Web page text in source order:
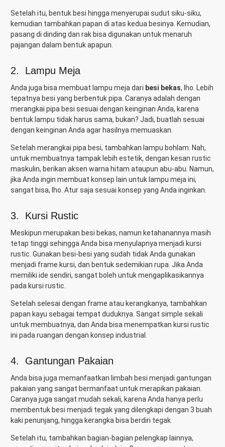
Setelah itu, bentuk besi hingga menyerupai sudut siku-siku,
kemudian tambahkan papan di atas kedua besinya. Kemudian,
pasang di dinding dan rak bisa digunakan untuk menaruh
pajangan dalam bentuk apapun.
2. Lampu Meja
Anda juga bisa membuat lampu meja dari besi bekas, lho. Lebih
tepatnya besi yang berbentuk pipa. Caranya adalah dengan
merangkai pipa besi sesuai dengan keinginan Anda, karena
bentuk lampu tidak harus sama, bukan? Jadi, buatlah sesuai
dengan keinginan Anda agar hasilnya memuaskan.
Setelah merangkai pipa besi, tambahkan lampu bohlam. Nah,
untuk membuatnya tampak lebih estetik, dengan kesan rustic
maskulin, berikan aksen warna hitam ataupun abu-abu. Namun,
jika Anda ingin membuat konsep lain untuk lampu meja ini,
sangat bisa, lho. Atur saja sesuai konsep yang Anda inginkan.
3. Kursi Rustic
Meskipun merupakan besi bekas, namun ketahanannya masih
tetap tinggi sehingga Anda bisa menyulapnya menjadi kursi
rustic. Gunakan besi-besi yang sudah tidak Anda gunakan
menjadi frame kursi, dan bentuk sedemikian rupa. Jika Anda
memiliki ide sendiri, sangat boleh untuk mengaplikasikannya
pada kursi rustic.
Setelah selesai dengan frame atau kerangkanya, tambahkan
papan kayu sebagai tempat duduknya. Sangat simple sekali
untuk membuatnya, dan Anda bisa menempatkan kursi rustic
ini pada ruangan dengan konsep industrial.
4. Gantungan Pakaian
Anda bisa juga memanfaatkan limbah besi menjadi gantungan
pakaian yang sangat bermanfaat untuk merapikan pakaian.
Caranya juga sangat mudah sekali, karena Anda hanya perlu
membentuk besi menjadi tegak yang dilengkapi dengan 3 buah
kaki penunjang, hingga kerangka bisa berdiri tegak.
Setelah itu, tambahkan bagian-bagian pelengkap lainnya,